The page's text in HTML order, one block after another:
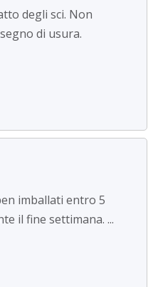
degli sci. Non
di usura.
imballati entro 5
il fine settimana. ...